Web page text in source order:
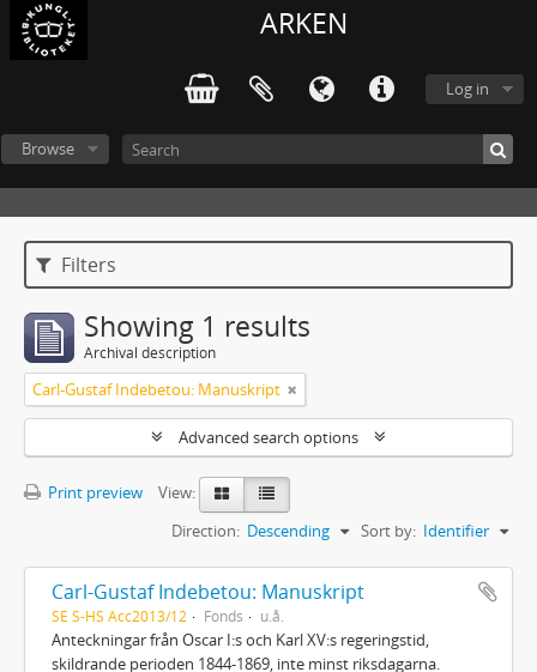
ARKEN
Log in
Browse
Filters
Showing 1 results
Archival description
Carl-Gustaf Indebetou: Manuskript
Advanced search options
Print preview
View:
Sort by: Identifier
Direction: Descending
Carl-Gustaf Indebetou: Manuskript
SE S-HS Acc2013/12 Fonds u.å.
Anteckningar från Oscar I:s och Karl XV:s regeringstid,
skildrande perioden 1844-1869, inte minst riksdagarna.